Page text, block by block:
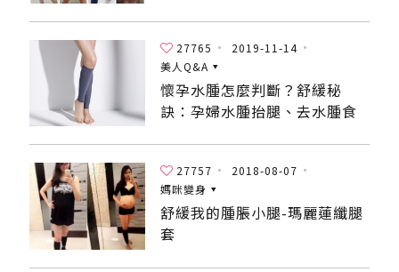
27765
2019-11-14
美人Q&A
懷孕水腫怎麼判斷？舒緩秘
訣：孕婦水腫抬腿、去水腫食
27757
2018-08-07
媽咪變身
舒緩我的腫脹小腿-瑪麗蓮纖腿
套